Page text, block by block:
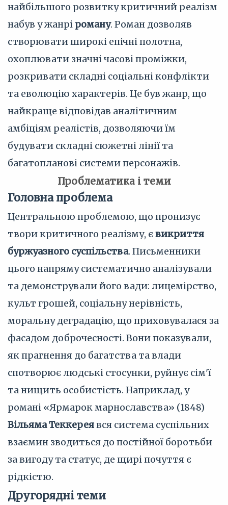
найбільшого розвитку критичний реалізм
набув у жанрі роману. Роман дозволяв
створювати широкі епічні полотна,
охоплювати значні часові проміжки,
розкривати складні соціальні конфлікти
та еволюцію характерів. Це був жанр, що
найкраще відповідав аналітичним
амбіціям реалістів, дозволяючи їм
будувати складні сюжетні лінії та
багатопланові системи персонажів.
Проблематика і теми
Головна проблема
Центральною проблемою, що пронизує
твори критичного реалізму, є викриття
буржуазного суспільства. Письменники
цього напряму систематично аналізували
та демонстрували його вади: лицемірство,
культ грошей, соціальну нерівність,
моральну деградацію, що приховувалася за
фасадом доброчесності. Вони показували,
як прагнення до багатства та влади
спотворює людські стосунки, руйнує сім'ї
та нищить особистість. Наприклад, у
романі «Ярмарок марнославства» (1848)
Вільяма Теккереявся система суспільних
взаємин зводиться до постійної боротьби
за вигоду та статус, де щирі почуття є
рідкістю.
Другорядні теми